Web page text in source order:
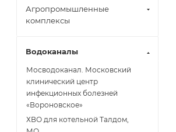
Агропромышленные
комплексы
Водоканалы
Мосводоканал. Московский
клинический центр
инфекционных болезней
«Вороновское»
ХВО для котельной Талдом,